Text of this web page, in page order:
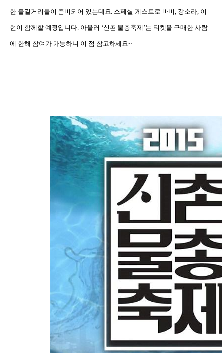
한 즐길거리들이 준비되어 있는데요 스페셜 게스트로 바비 강소라 이
현이 함께할 예정입니다 아울러 ‘신촌 물총축제 ’는 티켓을 구매한 사람
에 한해 참여가 가능하니 이 점 참고하세요~